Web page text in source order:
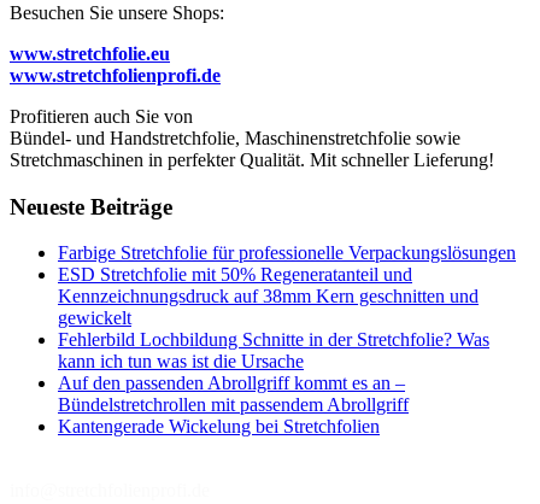
Besuchen Sie unsere Shops:
www.stretchfolie.eu
www.stretchfolienprofi.de
Profitieren auch Sie von
Bündel- und Handstretchfolie, Maschinenstretchfolie sowie
Stretchmaschinen in perfekter Qualität. Mit schneller Lieferung!
Neueste Beiträge
Farbige Stretchfolie für professionelle Verpackungslösungen
ESD Stretchfolie mit 50% Regeneratanteil und
Kennzeichnungsdruck auf 38mm Kern geschnitten und
gewickelt
Fehlerbild Lochbildung Schnitte in der Stretchfolie? Was
kann ich tun was ist die Ursache
Auf den passenden Abrollgriff kommt es an –
Bündelstretchrollen mit passendem Abrollgriff
Kantengerade Wickelung bei Stretchfolien